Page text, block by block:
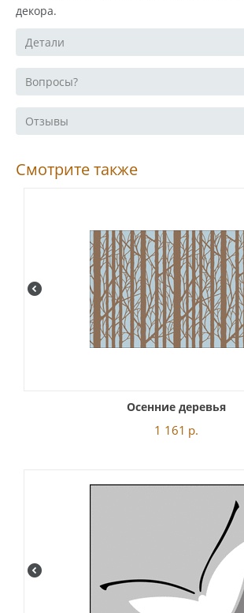
декора.
Детали
Вопросы?
Отзывы
Смотрите также
Осенние деревья
1 161 р.